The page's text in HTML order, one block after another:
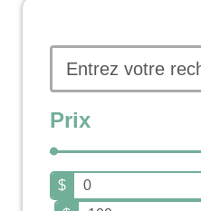
Prix
$